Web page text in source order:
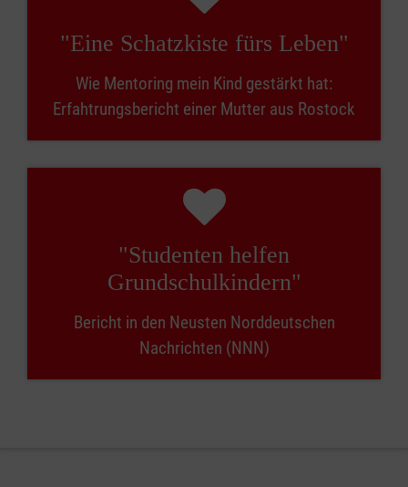
"Eine Schatzkiste fürs Leben"
Wie Mentoring mein Kind gestärkt hat:
Erfahtrungsbericht einer Mutter aus Rostock
"Studenten helfen
Grundschulkindern"
Bericht in den Neusten Norddeutschen
Nachrichten (NNN)